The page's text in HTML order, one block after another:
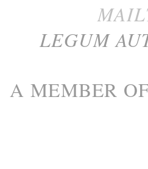
LEGUM
A MEMBER